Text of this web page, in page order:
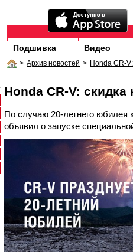
Подшивка Видео
> Архив новостей > Honda CR-
Honda CR-V: скидка
По случаю 20-летнего юбилея
объявил о запуске